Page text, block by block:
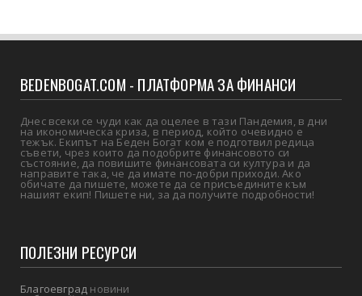
BEDENBOGAT.COM - ПЛАТФОРМА ЗА ФИНАНСИ
Днес всеки се чуди как да оцелее в тази Пандемия, в дни
на икономическа криза, в период, който очевидно е
тежък. Екипът на Беден Богат ком е подготвил редица
съвети, чрез които да подобрите финансовото си
състояние, да повишите финансовата си култура и да
направите така, че да имате по-добри приходи. Ако
обичате да пишете, можете да се присъедините към
нашият екип! Пишете ни, за да получите подробности!
ПОЛЕЗНИ РЕСУРСИ
Благоевград новини